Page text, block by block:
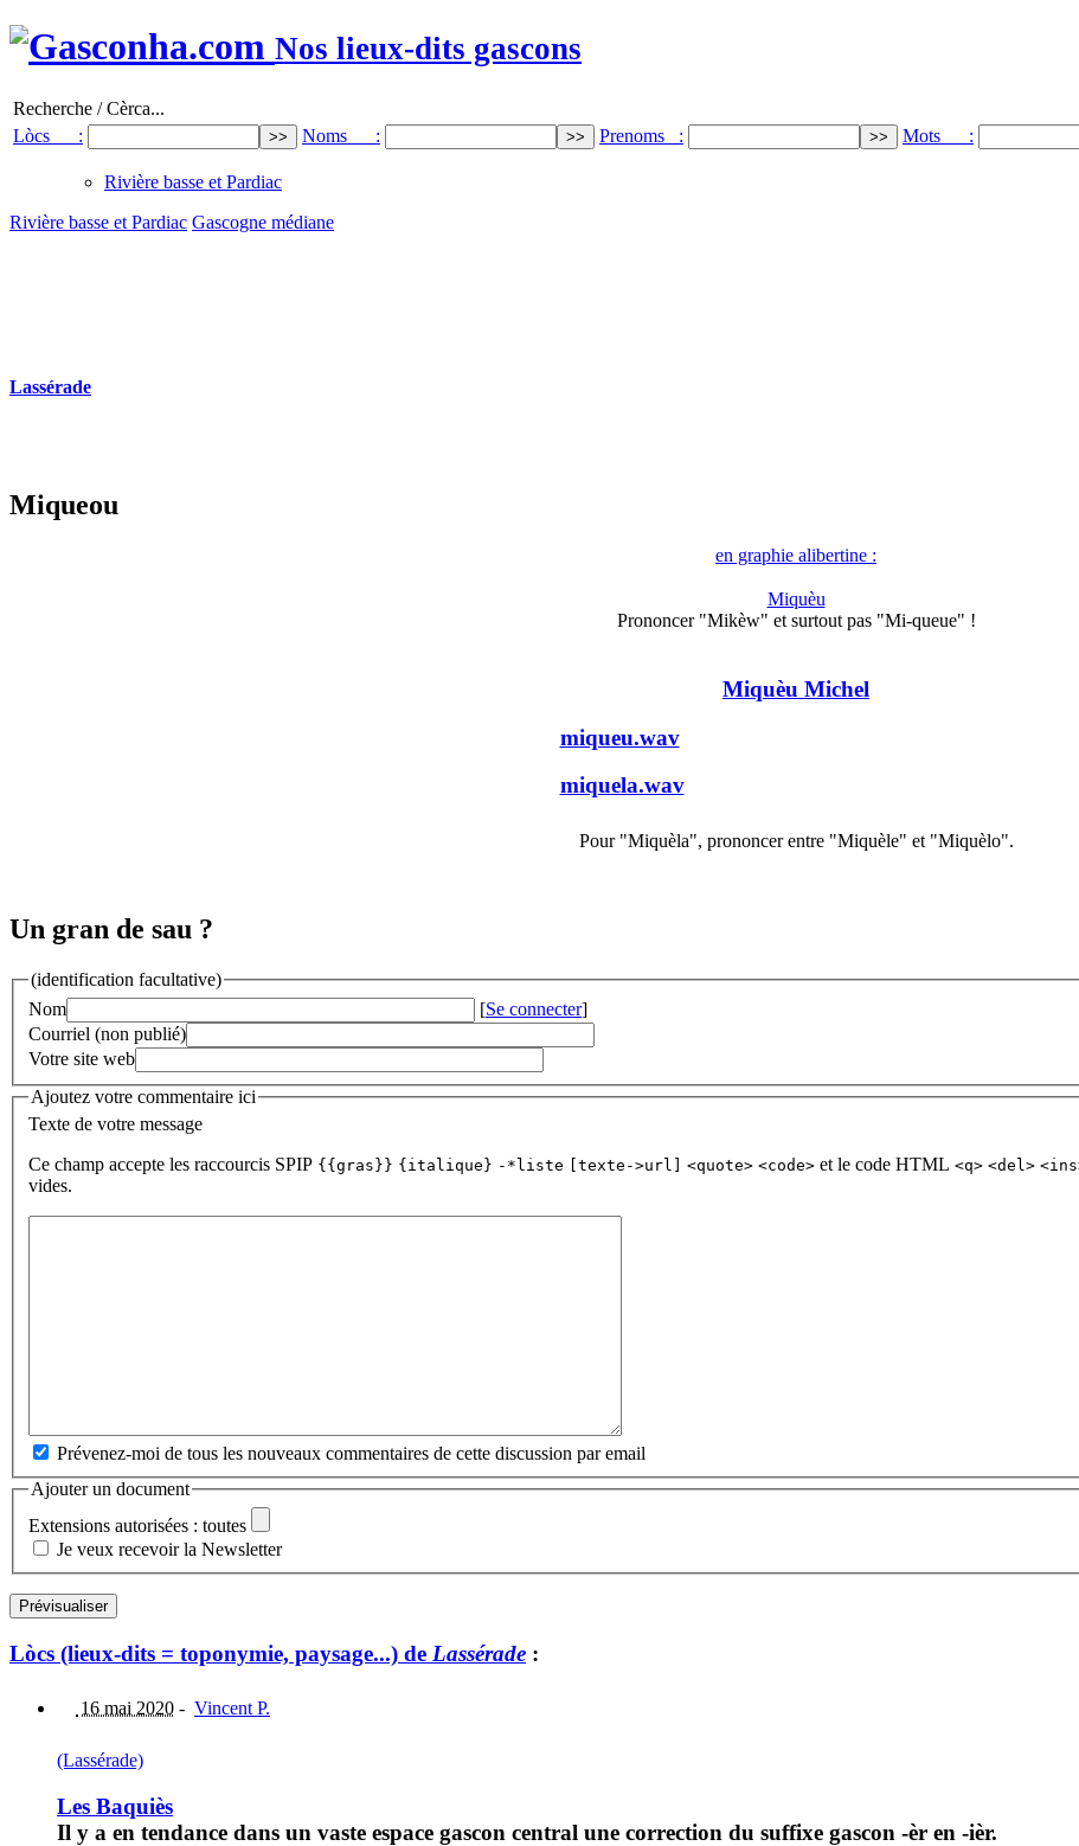
Nos lieux-dits gascons
Recherche / Cèrca...
Lòcs :
Noms : Prenoms : Mots :
Rivière basse et Pardiac
Rivière basse et Pardiac Gascogne médiane
Lassérade
Miqueou
en graphie alibertine :
Miquèu
Prononcer "Mikèw" et surtout pas "Mi-queue" !
Miquèu Michel
miqueu.wav
miquela.wav
Pour "Miquèla", prononcer entre "Miquèle" et "Miquèlo".
Un gran de sau ?
(identification facultative)
Nom
[Se connecter]
Courriel (non publié)
Votre site web
Ajoutez votre commentaire ici
Texte de votre message
Ce champ accepte les raccourcis SPIP {{gras}} {italique} -*liste [texte->url] <quote> <code> et le code HTML <q> <del>
vides.
Prévenez-moi de tous les nouveaux commentaires de cette discussion par email
Ajouter un document
Extensions autorisées : toutes
Je veux recevoir la Newsletter
Lòcs (lieux-dits = toponymie, paysage...) de Lassérade :
16 mai 2020 - Vincent P.
(Lassérade)
Les Baquiès
Il y a en tendance dans un vaste espace gascon central une correction du suffixe gascon -èr en -ièr.